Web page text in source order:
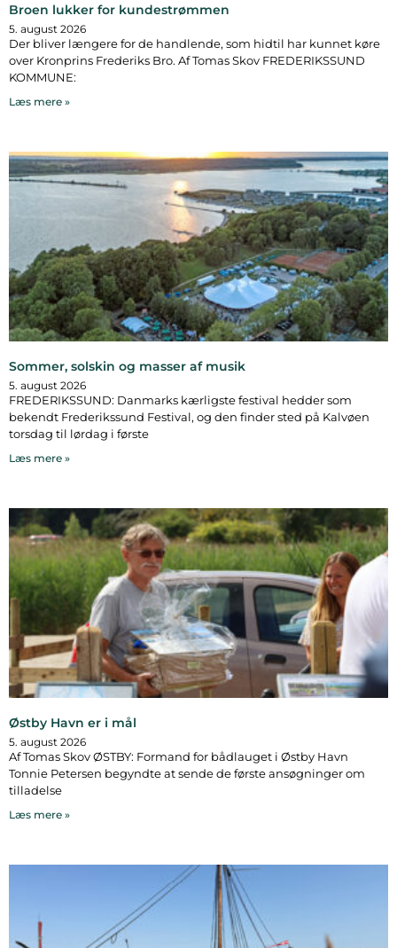
Broen lukker for kundestrømmen
5. august 2026
Der bliver længere for de handlende, som hidtil har kunnet køre
over Kronprins Frederiks Bro. Af Tomas Skov FREDERIKSSUND
KOMMUNE:
Læs mere »
Sommer, solskin og masser af musik
5. august 2026
FREDERIKSSUND: Danmarks kærligste festival hedder som
bekendt Frederikssund Festival, og den finder sted på Kalvøen
torsdag til lørdag i første
Læs mere »
Østby Havn er i mål
5. august 2026
Af Tomas Skov ØSTBY: Formand for bådlauget i Østby Havn
Tonnie Petersen begyndte at sende de første ansøgninger om
tilladelse
Læs mere »